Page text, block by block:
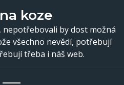
koze
nepotřebovali by dost možná
všechno nevědí, potřebují
třeba i náš web.